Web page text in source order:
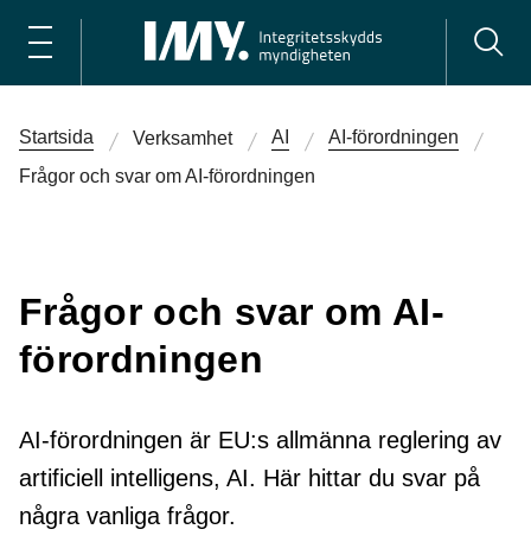
Startsida Verksamhet AI
AI-förordningen
Frågor och svar om AI-förordningen
Frågor och svar om AI-
förordningen
AI-förordningen är EU:s allmänna reglering av
artificiell intelligens, AI. Här hittar du svar på
några vanliga frågor.